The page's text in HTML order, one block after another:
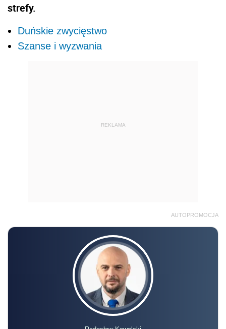
strefy.
Duńskie zwycięstwo
Szanse i wyzwania
REKLAMA
AUTOPROMOCJA